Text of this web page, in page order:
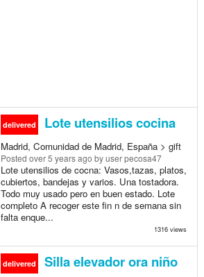
delivered Lote utensilios cocina
Madrid, Comunidad de Madrid, España > gift
Posted over 5 years ago by user pecosa47
Lote utensilios de cocna: Vasos,tazas, platos,
cubiertos, bandejas y varios. Una tostadora.
Todo muy usado pero en buen estado. Lote
completo A recoger este fin n de semana sin
falta enque...
1316 views
delivered Silla elevador ora niño